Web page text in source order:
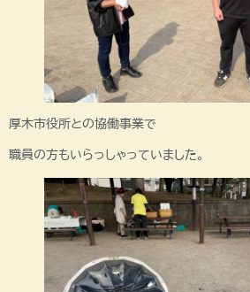
厚木市役所との協働事業で
職員の方もいらっしゃっていました。